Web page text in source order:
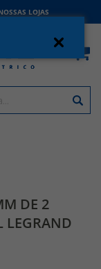
LOJAS
DE 2
LEGRAND